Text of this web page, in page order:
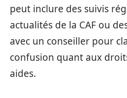
peut inclure des suivis
actualités de la CAF ou
avec un conseiller pour
confusion quant aux
aides.